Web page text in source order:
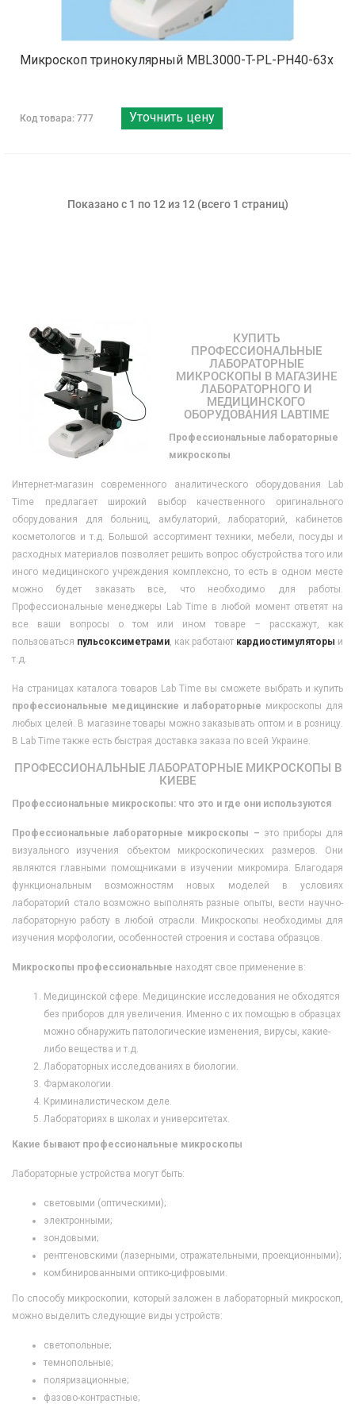
Микроскоп тринокулярный MBL3000-T-PL-PH40-63x
Код товара: 777 Уточнить цену
Показано с 1 по 12 из 12 (всего 1 страниц)
КУПИТЬ
ПРОФЕССИОНАЛЬНЫЕ
ЛАБОРАТОРНЫЕ
МИКРОСКОПЫ В МАГАЗИНЕ
ЛАБОРАТОРНОГО И
МЕДИЦИНСКОГО
ОБОРУДОВАНИЯ LABTIME
Профессиональные лабораторные
микроскопы
Интернет-магазин современного аналитического оборудования Lab
Time предлагает широкий выбор качественного оригинального
оборудования для больниц, амбулаторий, лабораторий, кабинетов
косметологов и т.д. Большой ассортимент техники, мебели, посуды и
расходных материалов позволяет решить вопрос обустройства того или
иного медицинского учреждения комплексно, то есть в одном месте
можно будет заказать все, что необходимо для работы.
Профессиональные менеджеры Lab Time в любой момент ответят на
все ваши вопросы о том или ином товаре – расскажут, как
пользоваться пульсоксиметрами , как работают кардиостимуляторы и
т.д.
На страницах каталога товаров Lab Time вы сможете выбрать и купить
профессиональные медицинские и лабораторные микроскопы для
любых целей. В магазине товары можно заказывать оптом и в розницу.
В Lab Time также есть быстрая доставка заказа по всей Украине.
ПРОФЕССИОНАЛЬНЫЕ ЛАБОРАТОРНЫЕ МИКРОСКОПЫ В
КИЕВЕ
Профессиональные микроскопы: что это и где они используются
Профессиональные лабораторные микроскопы – это приборы для
визуального изучения объектом микроскопических размеров. Они
являются главными помощниками в изучении микромира. Благодаря
функциональным возможностям новых моделей в условиях
лабораторий стало возможно выполнять разные опыты, вести научно-
лабораторную работу в любой отрасли. Микроскопы необходимы для
изучения морфологии, особенностей строения и состава образцов.
Микроскопы профессиональные находят свое применение в:
Медицинской сфере. Медицинские исследования не обходятся
без приборов для увеличения. Именно с их помощью в образцах
можно обнаружить патологические изменения, вирусы, какие-
либо вещества и т.д.
Лабораторных исследованиях в биологии.
Фармакологии.
Криминалистическом деле.
Лабораториях в школах и университетах.
Какие бывают профессиональные микроскопы
Лабораторные устройства могут быть:
световыми (оптическими);
электронными;
зондовыми;
рентгеновскими (лазерными, отражательными, проекционными);
комбинированными оптико-цифровыми.
По способу микроскопии, который заложен в лабораторный микроскоп,
можно выделить следующие виды устройств:
светопольные;
темнопольные;
поляризационные;
фазово-контрастные;